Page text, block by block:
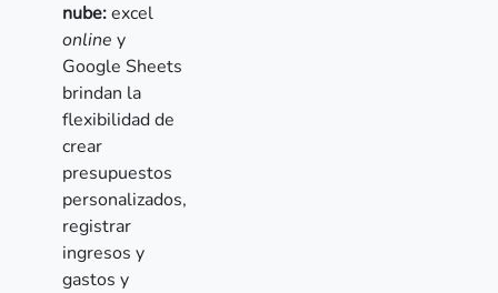
nube:excel
online y
Google Sheets
brindan la
flexibilidad de
crear
presupuestos
personalizados,
registrar
ingresos y
gastos y